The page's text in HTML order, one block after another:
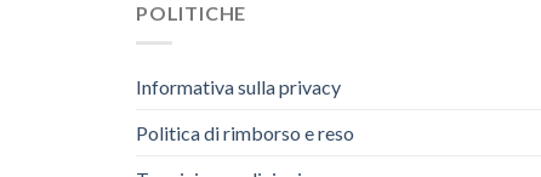
POLITICHE
Informativa sulla privacy
Politica di rimborso e reso